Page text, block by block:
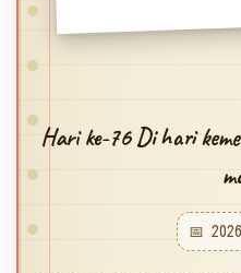
Hari ke-76 Di hari
📅